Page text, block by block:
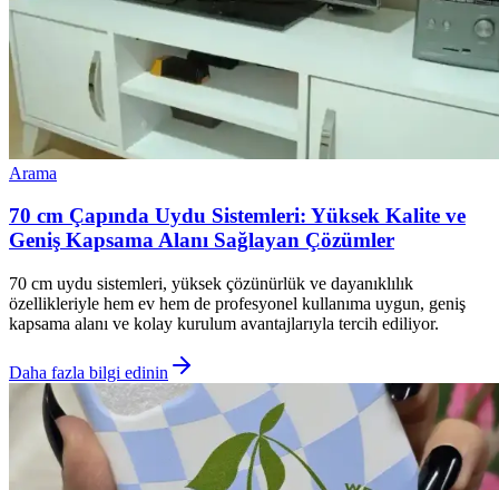
Arama
70 cm Çapında Uydu Sistemleri: Yüksek Kalite ve
Geniş Kapsama Alanı Sağlayan Çözümler
70 cm uydu sistemleri, yüksek çözünürlük ve dayanıklılık
özellikleriyle hem ev hem de profesyonel kullanıma uygun, geniş
kapsama alanı ve kolay kurulum avantajlarıyla tercih ediliyor.
Daha fazla bilgi edinin